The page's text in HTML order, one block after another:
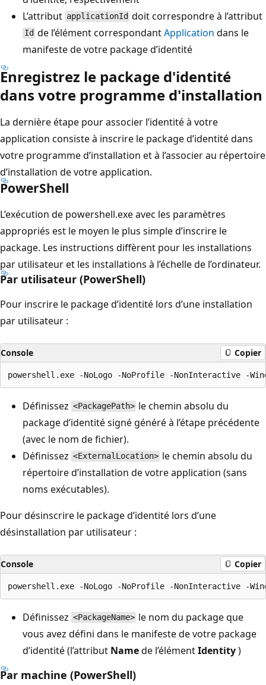
L’attribut applicationId doit correspondre à l’attribut
Id de l’élément correspondantApplication dans le
manifeste de votre package d’identité
Enregistrez le package d'identité
dans votre programme d'installation
La dernière étape pour associer l’identité à votre
application consiste à inscrire le package d’identité dans
votre programme d’installation et à l’associer au répertoire
d’installation de votre application.
PowerShell
L’exécution de powershell.exe avec les paramètres
appropriés est le moyen le plus simple d’inscrire le
package. Les instructions diffèrent pour les installations
par utilisateur et les installations à l’échelle de l’ordinateur.
Par utilisateur (PowerShell)
Pour inscrire le package d’identité lors d’une installation
par utilisateur :
Console Copier
Définissez <PackagePath> le chemin absolu du
package d’identité signé généré à l’étape précédente
(avec le nom de fichier).
Définissez <ExternalLocation> le chemin absolu du
répertoire d’installation de votre application (sans
noms exécutables).
Pour désinscrire le package d’identité lors d’une
désinstallation par utilisateur :
Console Copier
Définissez <PackageName> le nom du package que
vous avez défini dans le manifeste de votre package
d’identité (l’attribut Namede l’élémentIdentity)
Par machine (PowerShell)